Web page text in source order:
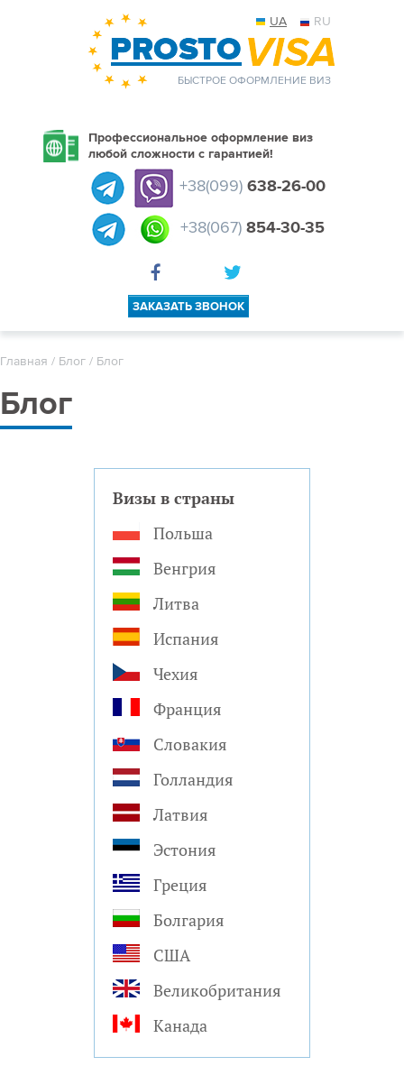
UA RU
БЫСТРОЕ ОФОРМЛЕНИЕ ВИЗ
Профессиональное оформление виз
любой сложности с гарантией!
+38(099) 638-26-00
+38(067) 854-30-35
ЗАКАЗАТЬ ЗВОНОК
Главная / Блог / Блог
Блог
Визы в страны
Польша
Венгрия
Литва
Испания
Чехия
Франция
Словакия
Голландия
Латвия
Эстония
Греция
Болгария
США
Великобритания
Канада